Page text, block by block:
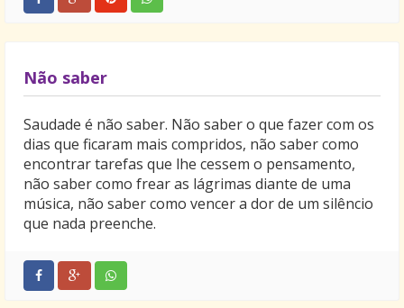
Não saber
Saudade é não saber. Não saber o que fazer com os
dias que ficaram mais compridos, não saber como
encontrar tarefas que lhe cessem o pensamento,
não saber como frear as lágrimas diante de uma
música, não saber como vencer a dor de um silêncio
que nada preenche.